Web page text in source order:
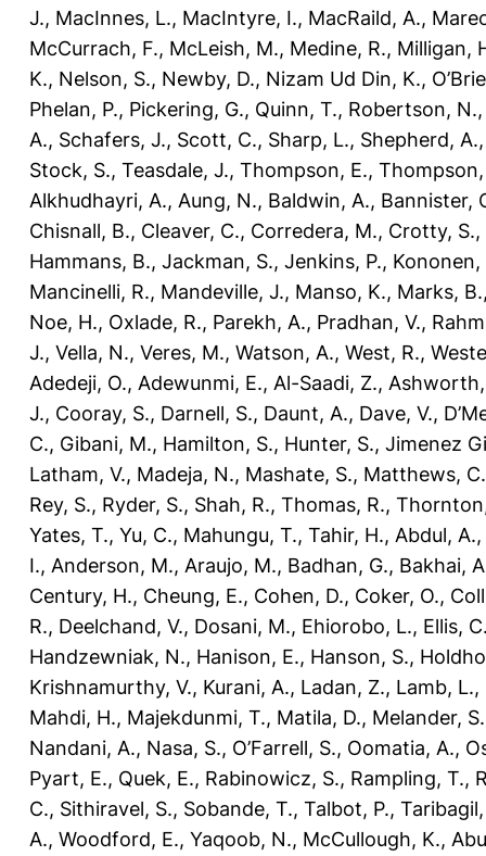
J., MacInnes, L., MacIntyre, I., MacRaild, A.,
McCurrach, F., McLeish, M., Medine, R., Milligan,
K., Nelson, S., Newby, D., Nizam Ud Din, K.,
Phelan, P., Pickering, G., Quinn, T., Robertson, N.
A., Schafers, J., Scott, C., Sharp, L., Shepherd, A.
Stock, S., Teasdale, J., Thompson, E.,
Alkhudhayri, A., Aung, N., Baldwin, A., Bannister,
Chisnall, B., Cleaver, C., Corredera, M., Crotty, S.,
Hammans, B., Jackman, S., Jenkins, P., Kononen,
Mancinelli, R., Mandeville, J., Manso, K., Marks, B.
Noe, H., Oxlade, R., Parekh, A., Pradhan, V.,
J., Vella, N., Veres, M., Watson, A., West, R.,
Adedeji, O., Adewunmi, E., Al-Saadi, Z.,
J., Cooray, S., Darnell, S., Daunt, A., Dave, V.,
C., Gibani, M., Hamilton, S., Hunter, S., Jimenez
Latham, V., Madeja, N., Mashate, S., Matthews, C.
Rey, S., Ryder, S., Shah, R., Thomas, R.,
Yates, T., Yu, C., Mahungu, T., Tahir, H., Abdul, A.,
I., Anderson, M., Araujo, M., Badhan, G., Bakhai,
Century, H., Cheung, E., Cohen, D., Coker, O.,
R., Deelchand, V., Dosani, M., Ehiorobo, L., Ellis,
Handzewniak, N., Hanison, E., Hanson, S.,
Krishnamurthy, V., Kurani, A., Ladan, Z., Lamb, L.,
Mahdi, H., Majekdunmi, T., Matila, D., Melander, S.
Nandani, A., Nasa, S., O’Farrell, S., Oomatia, A.,
Pyart, E., Quek, E., Rabinowicz, S., Rampling, T.,
C., Sithiravel, S., Sobande, T., Talbot, P., Taribagil,
A., Woodford, E., Yaqoob, N., McCullough, K.,